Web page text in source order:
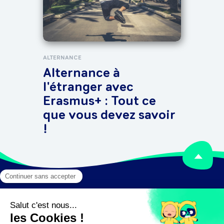
ALTERNANCE
Alternance à
l'étranger avec
Erasmus+ : Tout ce
que vous devez savoir
!
Mentions légales